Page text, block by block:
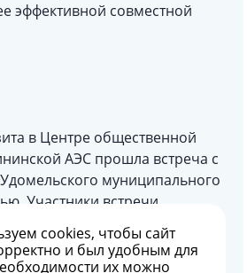
эффективной совместной
в Центре общественной
АЭС прошла встреча с
муниципального
Участники встречи
возможности
сферы образования,
cookies, чтобы сайт
и был удобным для
их можно